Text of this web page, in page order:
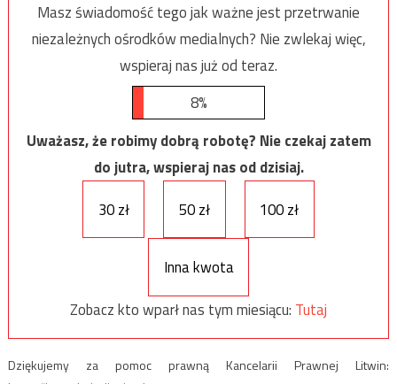
Masz świadomość tego jak ważne jest przetrwanie
niezależnych ośrodków medialnych? Nie zwlekaj więc,
wspieraj nas już od teraz.
8%
Uważasz, że robimy dobrą robotę? Nie czekaj zatem
do jutra, wspieraj nas od dzisiaj.
30 zł
50 zł 100 zł
Inna kwota
Zobacz kto wparł nas tym miesiącu: Tutaj
Dziękujemy za pomoc prawną Kancelarii Prawnej Litwin: